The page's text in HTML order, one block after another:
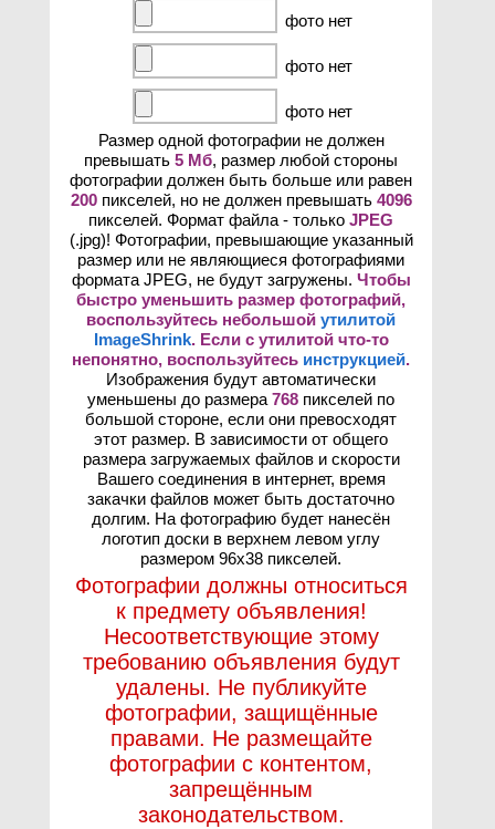
фото нет
фото нет
фото нет
Размер одной фотографии не должен
превышать 5 Мб, размер любой стороны
фотографии должен быть больше или равен
200пикселей, но не должен превышать 4096
пикселей. Формат файла - только JPEG
(.jpg)! Фотографии, превышающие указанный
размер или не являющиеся фотографиями
формата JPEG, не будут загружены. Чтобы
быстро уменьшить размер фотографий,
воспользуйтесь небольшой утилитой
ImageShrink. Если с утилитой что-то
непонятно, воспользуйтесь инструкцией.
Изображения будут автоматически
уменьшены до размера 768 пикселей по
большой стороне, если они превосходят
этот размер. В зависимости от общего
размера загружаемых файлов и скорости
Вашего соединения в интернет, время
закачки файлов может быть достаточно
долгим. На фотографию будет нанесён
логотип доски в верхнем левом углу
размером 96х38 пикселей.
Фотографии должны относиться
к предмету объявления!
Несоответствующие этому
требованию объявления будут
удалены. Не публикуйте
фотографии, защищённые
правами. Не размещайте
фотографии с контентом,
запрещённым
законодательством.